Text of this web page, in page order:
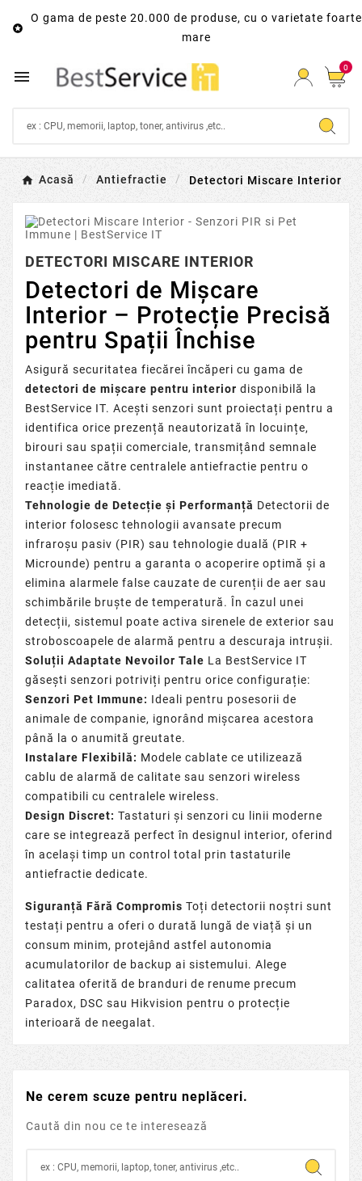

O gama de peste 20.000 de produse, cu o varietate foarte
mare
 0
Acasă Antiefractie Detectori Miscare Interior
DETECTORI MISCARE INTERIOR
Detectori de Mișcare
Interior – Protecție Precisă
pentru Spații Închise
Asigură securitatea fiecărei încăperi cu gama de
detectori de mișcare pentru interior disponibilă la
BestService IT. Acești senzori sunt proiectați pentru a
identifica orice prezență neautorizată în locuințe,
birouri sau spații comerciale, transmițând semnale
instantanee către centralele antiefractie pentru o
reacție imediată.
Tehnologie de Detecție și Performanță Detectorii de
interior folosesc tehnologii avansate precum
infraroșu pasiv (PIR) sau tehnologie duală (PIR +
Microunde) pentru a garanta o acoperire optimă și a
elimina alarmele false cauzate de curenții de aer sau
schimbările bruște de temperatură. În cazul unei
detecții, sistemul poate activa sirenele de exterior sau
stroboscoapele de alarmă pentru a descuraja intrușii.
Soluții Adaptate Nevoilor Tale La BestService IT
găsești senzori potriviți pentru orice configurație:
Senzori Pet Immune: Ideali pentru posesorii de
animale de companie, ignorând mișcarea acestora
până la o anumită greutate.
Instalare Flexibilă: Modele cablate ce utilizează
cablu de alarmă de calitate sau senzori wireless
compatibili cu centralele wireless.
Design Discret: Tastaturi și senzori cu linii moderne
care se integrează perfect în designul interior, oferind
în același timp un control total prin tastaturile
antiefractie dedicate.
Siguranță Fără Compromis Toți detectorii noștri sunt
testați pentru a oferi o durată lungă de viață și un
consum minim, protejând astfel autonomia
acumulatorilor de backup ai sistemului. Alege
calitatea oferită de branduri de renume precum
Paradox, DSC sau Hikvision pentru o protecție
interioară de neegalat.
Ne cerem scuze pentru neplăceri.
Caută din nou ce te interesează